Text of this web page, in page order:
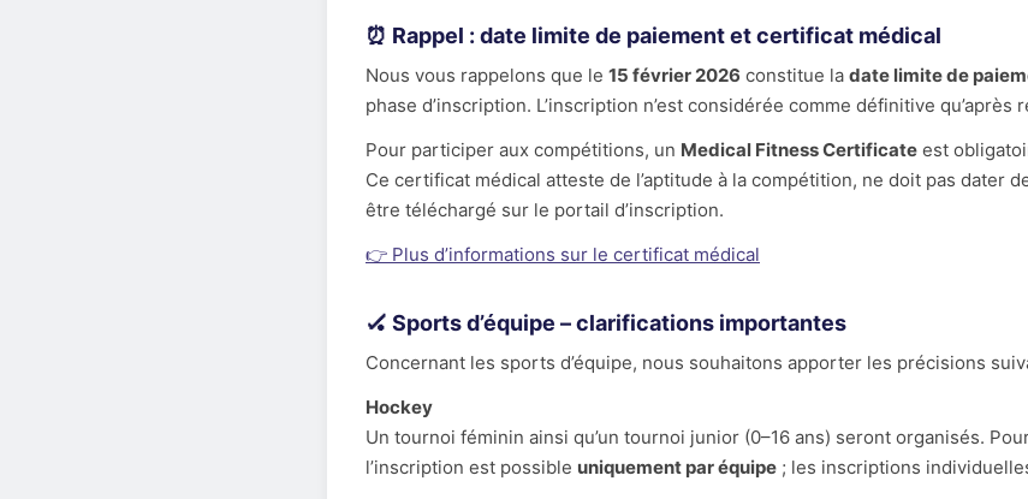
⏰ Rappel : date limite de paiement et certificat médical
Nous vous rappelons que le 15 février 2026 constitue la date limite de
phase d’inscription. L’inscription n’est considérée comme définitive qu’après
Pour participer aux compétitions, un Medical Fitness Certificate est
Ce certificat médical atteste de l’aptitude à la compétition, ne doit pas dater
être téléchargé sur le portail d’inscription.
👉 Plus d’informations sur le certificat médical
🏑 Sports d’équipe – clarifications importantes
Concernant les sports d’équipe, nous souhaitons apporter les précisions
Hockey
Un tournoi féminin ainsi qu’un tournoi junior (0–16 ans) seront organisés.
l’inscription est possible uniquement par équipe ; les inscriptions